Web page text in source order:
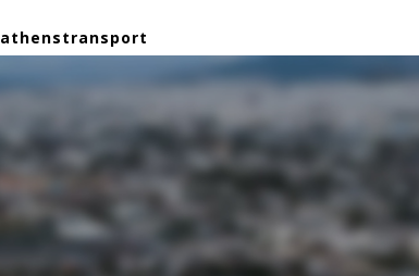
athenstransport